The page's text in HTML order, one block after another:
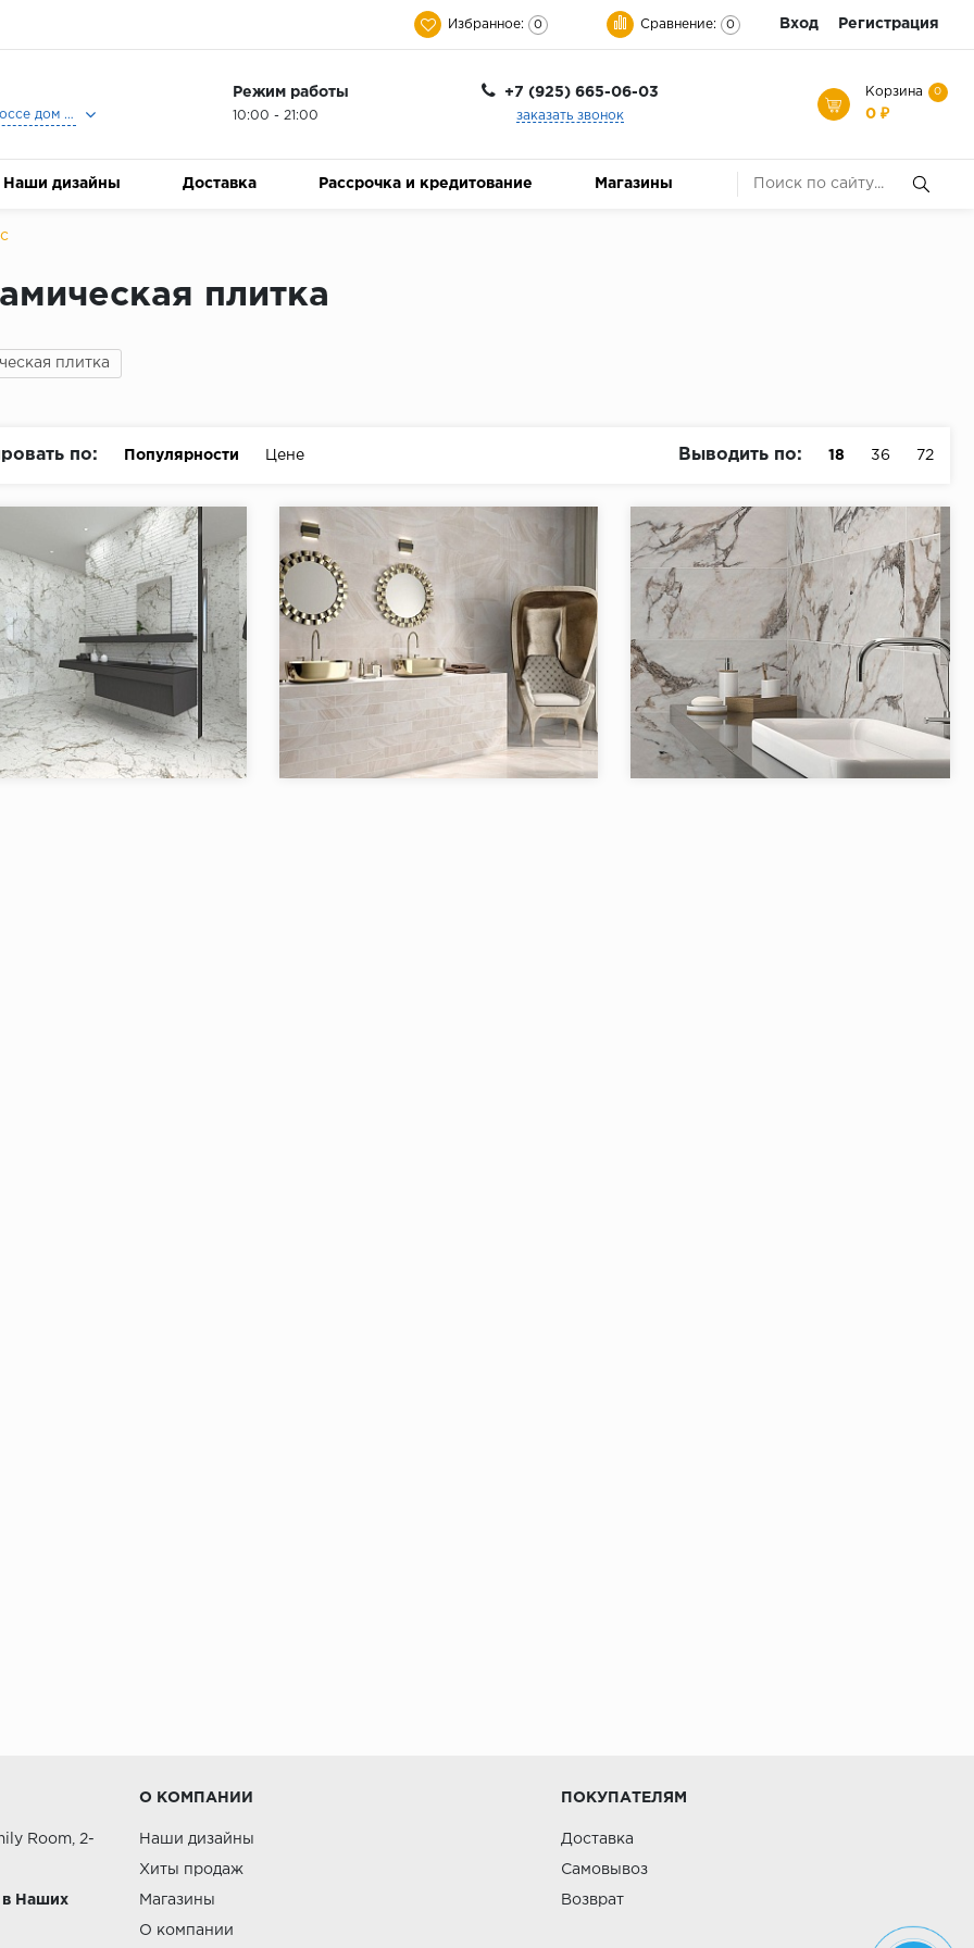
Избранное: 0 Сравнение: 0 Вход Регистрация
Москва, Ленинградское шоссе дом 25, Торговый Центр Family Room, 2-ой этаж, Магазин Керамический Бум.
Режим работы
10:00 - 21:00
+7 (925) 665-06-03
заказать звонок
Корзина 0
0 ₽
Наши дизайны Доставка Рассрочка и кредитование Магазины
плитка
плитка
по: Популярности Цене Выводить по: 18 36 72
DAYRA STiles ceramic
STiles ceramic
LOEP STiles ceramic
STiles ceramic
Коллекция: NATRA STiles ceramic
Бренд: STiles ceramic
Room, 2-
в Наших
О КОМПАНИИ
Наши дизайны
Хиты продаж
Магазины
О компании
ПОКУПАТЕЛЯМ
Доставка
Самовывоз
Возврат